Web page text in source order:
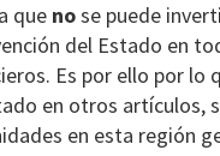
que nose puede
del Estado en
Es por ello por lo
en otros artículos,
en esta región